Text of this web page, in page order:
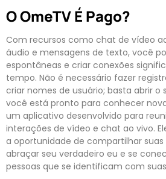
O OmeTV É Pago?
Com recursos como chat de vídeo
áudio e mensagens de texto, você
espontâneas e criar conexões
tempo. Não é necessário fazer
criar nomes de usuário; basta abrir o
você está pronto para conhecer
um aplicativo desenvolvido para
interações de vídeo e chat ao vivo.
a oportunidade de compartilhar suas
abraçar seu verdadeiro eu e se
pessoas que se identificam com